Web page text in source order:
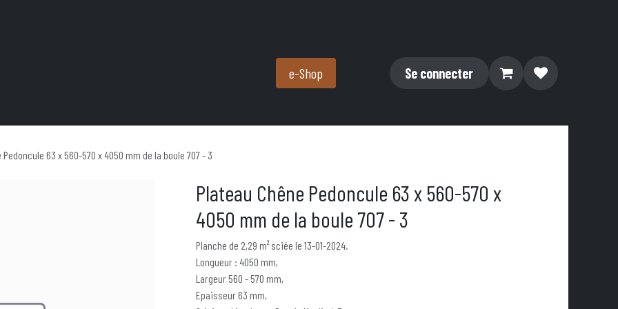
e-Shop Se connecter
Pedoncule 63 x 560-570 x 4050 mm de la boule 707 - 3
Plateau Chêne Pedoncule 63 x 560-570 x
4050 mm de la boule 707 - 3
Planche de 2,29 m² sciée le 13-01-2024.
Longueur : 4050 mm,
Largeur 560 - 570 mm,
Epaisseur 63 mm,